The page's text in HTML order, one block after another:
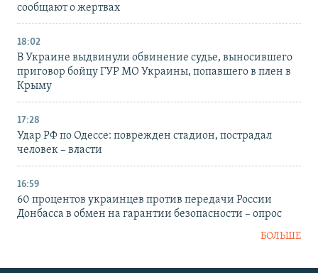
сообщают о жертвах
18:02
В Украине выдвинули обвинение судье, выносившего
приговор бойцу ГУР МО Украины, попавшего в плен в
Крыму
17:28
Удар РФ по Одессе: поврежден стадион, пострадал
человек – власти
16:59
60 процентов украинцев против передачи России
Донбасса в обмен на гарантии безопасности – опрос
БОЛЬШЕ